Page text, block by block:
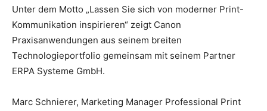
Unter dem Motto „Lassen Sie sich von moderner Print-
Kommunikation inspirieren“ zeigt Canon
Praxisanwendungen aus seinem breiten
Technologieportfolio gemeinsam mit seinem Partner
ERPA Systeme GmbH.
Marc Schnierer, Marketing Manager Professional Print